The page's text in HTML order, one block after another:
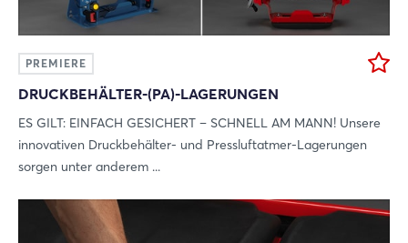
PREMIERE
DRUCKBEHÄLTER-(PA)-LAGERUNGEN
ES GILT: EINFACH GESICHERT – SCHNELL AM MANN! Unsere
innovativen Druckbehälter- und Pressluftatmer-Lagerungen
sorgen unter anderem ...